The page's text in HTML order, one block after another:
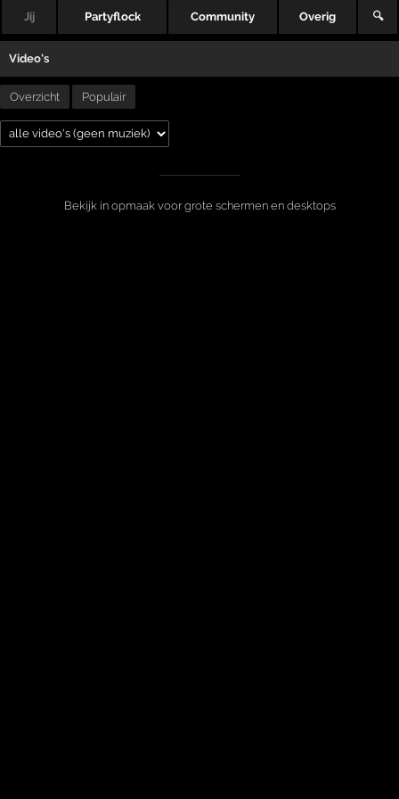
Jij Partyflock Community Overig 🔍
Video's
Overzicht Populair
Bekijk in opmaak voor grote schermen en desktops